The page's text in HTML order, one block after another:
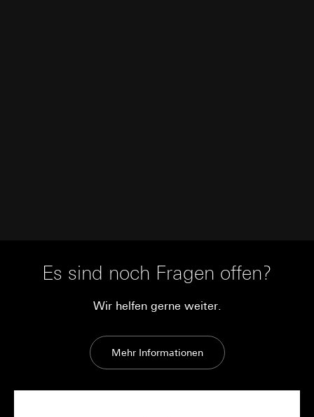
Es sind noch Fragen offen?
Wir helfen gerne weiter.
Mehr Informationen